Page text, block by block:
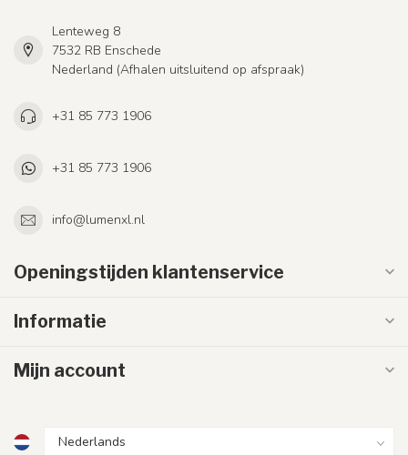
Lenteweg 8
7532 RB Enschede
Nederland (Afhalen uitsluitend op afspraak)
+31 85 773 1906
+31 85 773 1906
info@lumenxl.nl
Openingstijden klantenservice
Informatie
Mijn account